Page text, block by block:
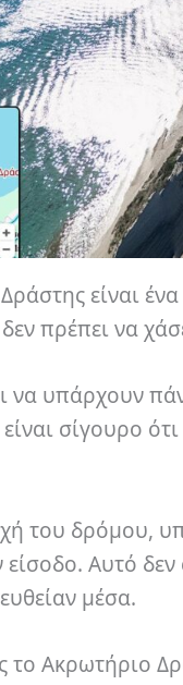
είναι
πρέπει να
να υπάρχουν
σίγουρο
του δρόμου,
είσοδο. Αυτό
μέσα.
Ακρωτήριο